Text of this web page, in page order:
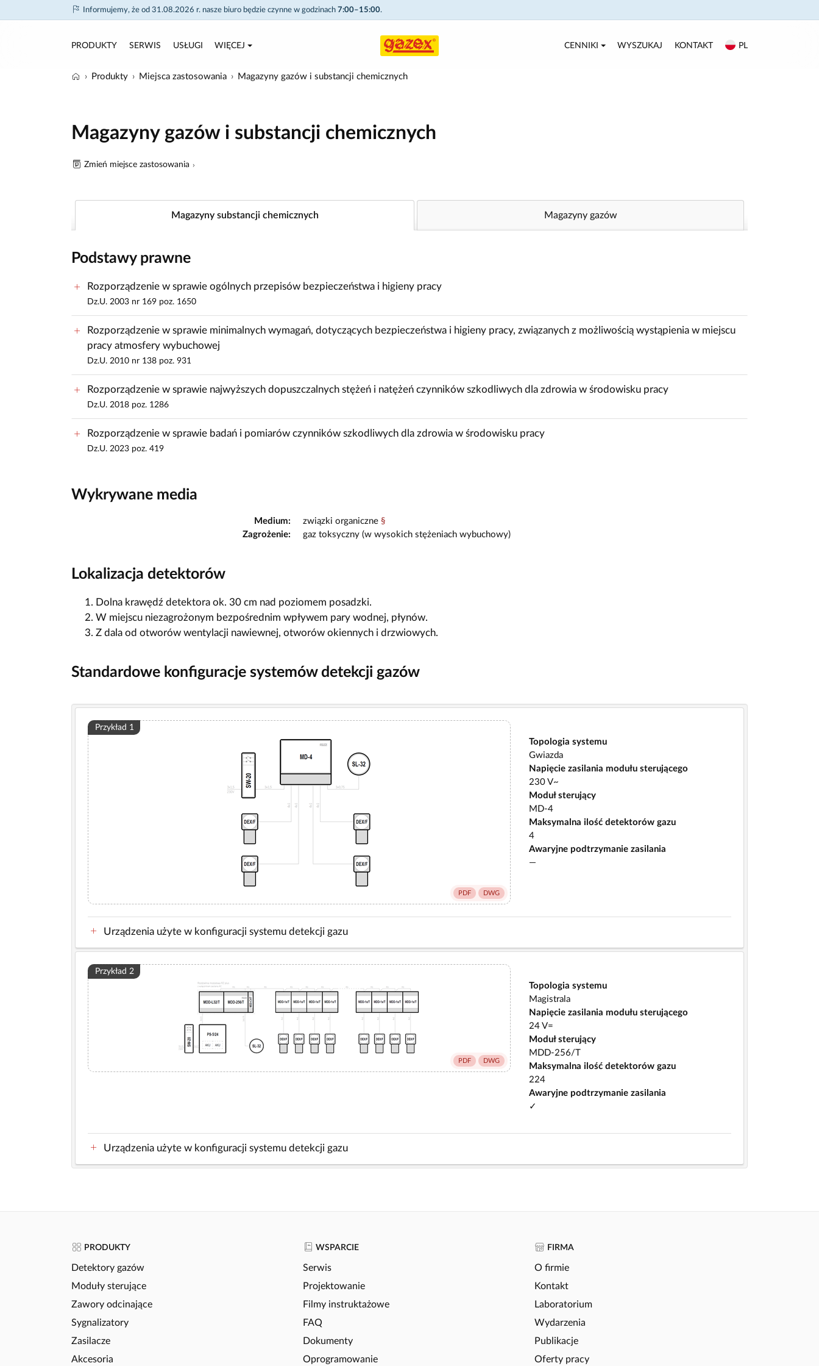
Informujemy, że od 31.08.2026 r. nasze biuro będzie czynne w godzinach 7:00–15:00.
PRODUKTY SERWIS USŁUGI WIĘCEJ CENNIKI WYSZUKAJ KONTAKT PL
Produkty Miejsca zastosowania Magazyny gazów i substancji chemicznych
Magazyny gazów i substancji chemicznych
Zmień miejsce zastosowania
Magazyny substancji chemicznych Magazyny gazów
Podstawy prawne
Rozporządzenie w sprawie ogólnych przepisów bezpieczeństwa i higieny pracy
Dz.U. 2003 nr 169 poz. 1650
Rozporządzenie w sprawie minimalnych wymagań, dotyczących bezpieczeństwa i higieny pracy, związanych z możliwością wystąpienia w miejscu
pracy atmosfery wybuchowej
Dz.U. 2010 nr 138 poz. 931
Rozporządzenie w sprawie najwyższych dopuszczalnych stężeń i natężeń czynników szkodliwych dla zdrowia w środowisku pracy
Dz.U. 2018 poz. 1286
Rozporządzenie w sprawie badań i pomiarów czynników szkodliwych dla zdrowia w środowisku pracy
Dz.U. 2023 poz. 419
Wykrywane media
Medium: związki organiczne §
Zagrożenie:
gaz toksyczny (w wysokich stężeniach wybuchowy)
Lokalizacja detektorów
Dolna krawędź detektora ok. 30 cm nad poziomem posadzki.
W miejscu niezagrożonym bezpośrednim wpływem pary wodnej, płynów.
Z dala od otworów wentylacji nawiewnej, otworów okiennych i drzwiowych.
Standardowe konfiguracje systemów detekcji gazów
Przykład 1
PDF DWG
Topologia systemu
Gwiazda
Napięcie zasilania modułu sterującego
230 V~
Moduł sterujący
MD-4
Maksymalna ilość detektorów gazu
4
Awaryjne podtrzymanie zasilania
—
Urządzenia użyte w konfiguracji systemu detekcji gazu
Przykład 2
PDF DWG
Topologia systemu
Magistrala
Napięcie zasilania modułu sterującego
24 V=
Moduł sterujący
MDD-256/T
Maksymalna ilość detektorów gazu
224
Awaryjne podtrzymanie zasilania
✓
Urządzenia użyte w konfiguracji systemu detekcji gazu
PRODUKTY
Detektory gazów
Moduły sterujące
Zawory odcinające
Sygnalizatory
Zasilacze
Akcesoria
WSPARCIE
Serwis
Projektowanie
Filmy instruktażowe
FAQ
Dokumenty
Oprogramowanie
FIRMA
O firmie
Kontakt
Laboratorium
Wydarzenia
Publikacje
Oferty pracy